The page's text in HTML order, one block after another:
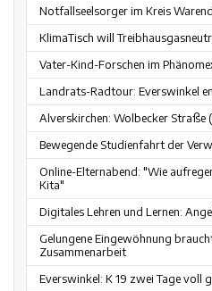
Notfallseelsorger im Kreis
KlimaTisch will
Vater-Kind-Forschen im
Landrats-Radtour: Everswinkel
Alverskirchen: Wolbecker Straße
Bewegende Studienfahrt der
Online-Elternabend: "Wie
Kita"
Digitales Lehren und Lernen:
Gelungene Eingewöhnung
Zusammenarbeit
Everswinkel: K 19 zwei Tage voll